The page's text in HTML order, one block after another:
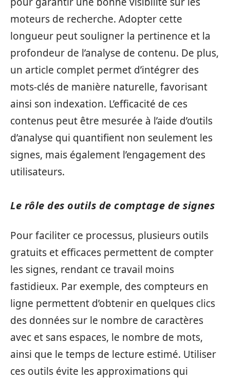
moteurs de recherche. Adopter cette
longueur peut souligner la pertinence et la
profondeur de l’analyse de contenu. De plus,
un article complet permet d’intégrer des
mots-clés de manière naturelle, favorisant
ainsi son indexation. L’efficacité de ces
contenus peut être mesurée à l’aide d’outils
d’analyse qui quantifient non seulement les
signes, mais également l’engagement des
utilisateurs.
Le rôle des outils de comptage de signes
Pour faciliter ce processus, plusieurs outils
gratuits et efficaces permettent de compter
les signes, rendant ce travail moins
fastidieux. Par exemple, des compteurs en
ligne permettent d’obtenir en quelques clics
des données sur le nombre de caractères
avec et sans espaces, le nombre de mots,
ainsi que le temps de lecture estimé. Utiliser
ces outils évite les approximations qui